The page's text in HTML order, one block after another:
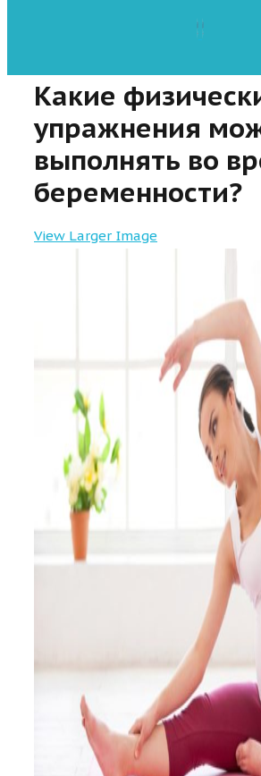
Какие
упражнения
выполнять во
беременности?
View Larger Image